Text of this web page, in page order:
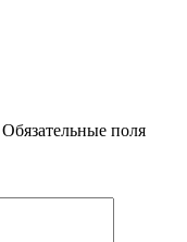
Обязательные поля